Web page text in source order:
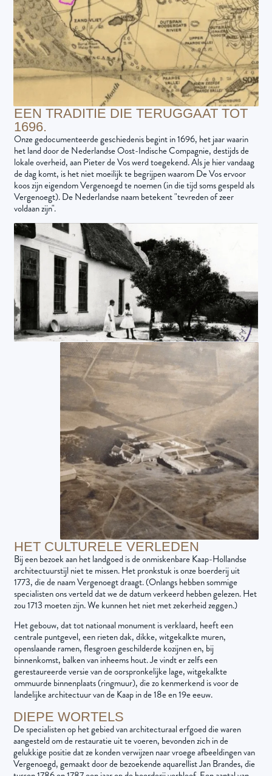
EEN TRADITIE DIE TERUGGAAT TOT
1696.
Onze gedocumenteerde geschiedenis begint in 1696, het jaar waarin
het land door de Nederlandse Oost-Indische Compagnie, destijds de
lokale overheid, aan Pieter de Vos werd toegekend. Als je hier vandaag
de dag komt, is het niet moeilijk te begrijpen waarom De Vos ervoor
koos zijn eigendom Vergenoegd te noemen (in die tijd soms gespeld als
Vergenoegt). De Nederlandse naam betekent "tevreden of zeer
voldaan zijn".
HET CULTURELE VERLEDEN
Bij een bezoek aan het landgoed is de onmiskenbare Kaap-Hollandse
architectuurstijl niet te missen. Het pronkstuk is onze boerderij uit
1773, die de naam Vergenoegt draagt. (Onlangs hebben sommige
specialisten ons verteld dat we de datum verkeerd hebben gelezen. Het
zou 1713 moeten zijn. We kunnen het niet met zekerheid zeggen.)
Het gebouw, dat tot nationaal monument is verklaard, heeft een
centrale puntgevel, een rieten dak, dikke, witgekalkte muren,
openslaande ramen, flesgroen geschilderde kozijnen en, bij
binnenkomst, balken van inheems hout. Je vindt er zelfs een
gerestaureerde versie van de oorspronkelijke lage, witgekalkte
ommuurde binnenplaats (ringmuur), die zo kenmerkend is voor de
landelijke architectuur van de Kaap in de 18e en 19e eeuw.
DIEPE WORTELS
De specialisten op het gebied van architecturaal erfgoed die waren
aangesteld om de restauratie uit te voeren, bevonden zich in de
gelukkige positie dat ze konden verwijzen naar vroege afbeeldingen van
Vergenoegd, gemaakt door de bezoekende aquarellist Jan Brandes, die